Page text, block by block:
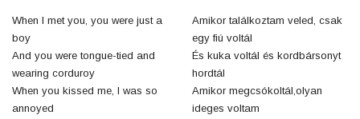
When I met you, you were just a
boy
And you were tongue-tied and
wearing corduroy
When you kissed me, I was so
annoyed
Amikor találkoztam veled, csak
egy fiú voltál
És kuka voltál és kordbársonyt
hordtál
Amikor megcsókoltál,olyan
ideges voltam